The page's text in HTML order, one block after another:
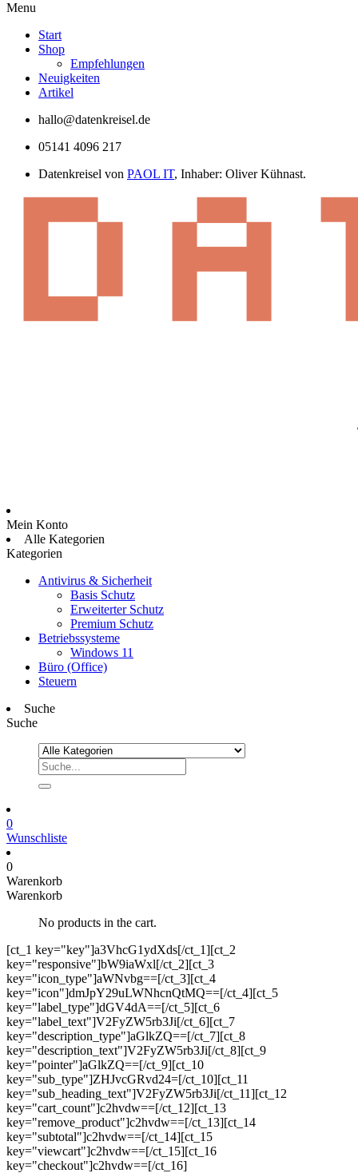
Menu
Start
Shop
Empfehlungen
Neuigkeiten
Artikel
hallo@datenkreisel.de
05141 4096 217
Datenkreisel von PAOL IT, Inhaber: Oliver Kühnast.
Mein Konto
Alle Kategorien
Kategorien
Antivirus & Sicherheit
Basis Schutz
Erweiterter Schutz
Premium Schutz
Betriebssysteme
Windows 11
Büro (Office)
Steuern
Suche
Suche
0
Wunschliste
0
Warenkorb
Warenkorb
No products in the cart.
[ct_1 key="key"]a3VhcG1ydXds[/ct_1][ct_2
key="responsive"]bW9iaWxl[/ct_2][ct_3
key="icon_type"]aWNvbg==[/ct_3][ct_4
key="icon"]dmJpY29uLWNhcnQtMQ==[/ct_4][ct_5
key="label_type"]dGV4dA==[/ct_5][ct_6
key="label_text"]V2FyZW5rb3Ji[/ct_6][ct_7
key="description_type"]aGlkZQ==[/ct_7][ct_8
key="description_text"]V2FyZW5rb3Ji[/ct_8][ct_9
key="pointer"]aGlkZQ==[/ct_9][ct_10
key="sub_type"]ZHJvcGRvd24=[/ct_10][ct_11
key="sub_heading_text"]V2FyZW5rb3Ji[/ct_11][ct_12
key="cart_count"]c2hvdw==[/ct_12][ct_13
key="remove_product"]c2hvdw==[/ct_13][ct_14
key="subtotal"]c2hvdw==[/ct_14][ct_15
key="viewcart"]c2hvdw==[/ct_15][ct_16
key="checkout"]c2hvdw==[/ct_16]